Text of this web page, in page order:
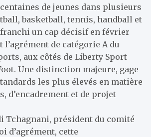
de jeunes dans plusieurs
basketball, tennis, handball et
un cap décisif en février
l’agrément de catégorie A du
aux côtés de Liberty Sport
Une distinction majeure, gage
les plus élevés en matière
d’encadrement et de projet
Tchagnani, président du comité
d’agrément, cette